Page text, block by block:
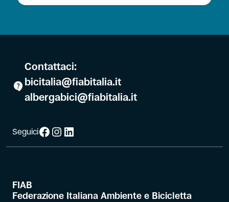
Contattaci:
bicitalia@fiabitalia.it
albergabici@fiabitalia.it
SeguiciFacebook
Instagram
LinkedIn
FIAB
Federazione Italiana Ambiente e Bicicletta